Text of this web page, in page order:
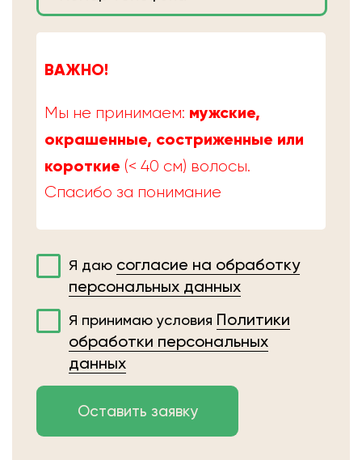
ВАЖНО!
Мы не принимаем: мужские,
окрашенные, состриженные или
короткие (< 40 см) волосы.
Спасибо за понимание
Я даю согласие на обработку
персональных данных
Я принимаю условия Политики
обработки персональных
данных